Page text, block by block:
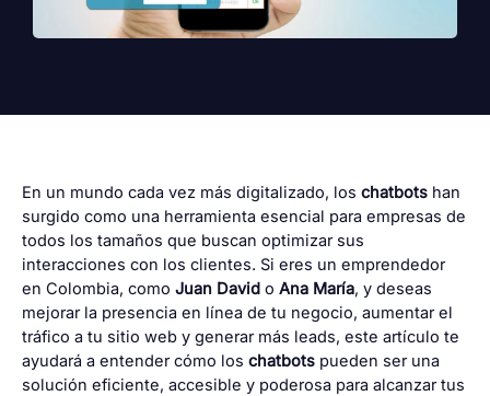
En un mundo cada vez más digitalizado, los chatbots han
surgido como una herramienta esencial para empresas de
todos los tamaños que buscan optimizar sus
interacciones con los clientes. Si eres un emprendedor
en Colombia, como Juan David o Ana María, y deseas
mejorar la presencia en línea de tu negocio, aumentar el
tráfico a tu sitio web y generar más leads, este artículo te
ayudará a entender cómo los chatbots pueden ser una
solución eficiente, accesible y poderosa para alcanzar tus